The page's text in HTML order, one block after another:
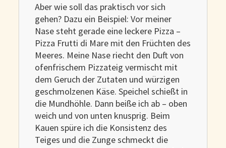
Aber wie soll das praktisch vor sich
gehen? Dazu ein Beispiel: Vor meiner
Nase steht gerade eine leckere Pizza –
Pizza Frutti di Mare mit den Früchten des
Meeres. Meine Nase riecht den Duft von
ofenfrischem Pizzateig vermischt mit
dem Geruch der Zutaten und würzigen
geschmolzenen Käse. Speichel schießt in
die Mundhöhle. Dann beiße ich ab – oben
weich und von unten knusprig. Beim
Kauen spüre ich die Konsistenz des
Teiges und die Zunge schmeckt die